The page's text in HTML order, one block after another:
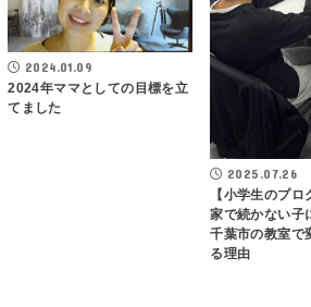
2024.01.09
2024年ママとしての目標を立
てました
2025.07.26
【小学生のプロ
家で続かない子
千葉市の教室で
る理由